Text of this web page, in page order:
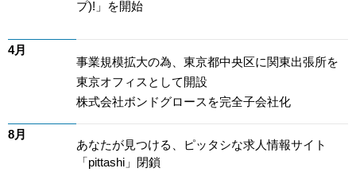
プ)!」を開始
4月
事業規模拡大の為、東京都中央区に関東出張所を
東京オフィスとして開設
株式会社ボンドグロースを完全子会社化
8月
あなたが見つける、ピッタシな求人情報サイト
「pittashi」閉鎖